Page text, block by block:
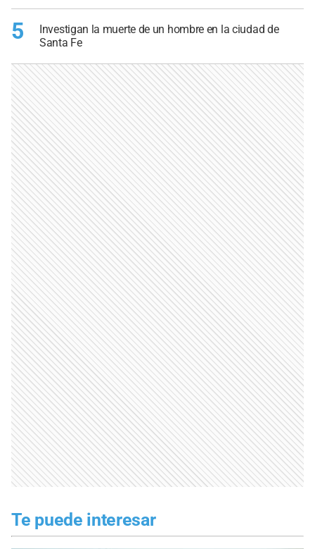
5
Investigan la muerte de un hombre en la ciudad de
Santa Fe
Te puede interesar